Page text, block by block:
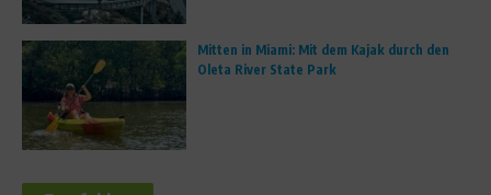
Mitten in Miami: Mit dem Kajak durch den
Oleta River State Park